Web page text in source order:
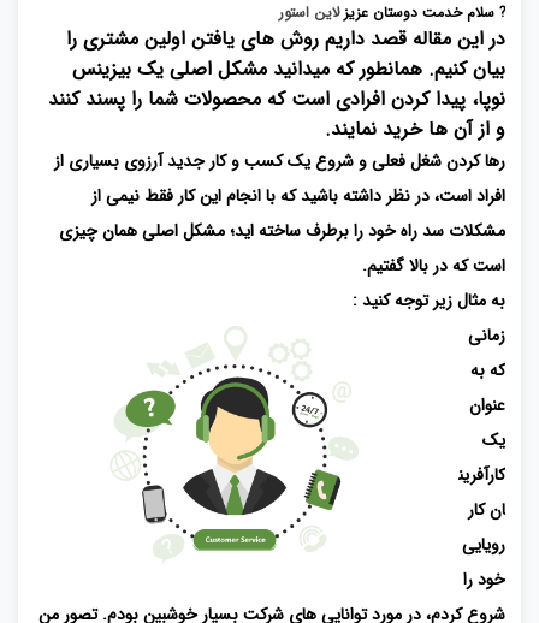
? سلام خدمت دوستان عزیزلاین استور
در این مقاله قصد داریم روش های یافتن اولین مشتری را
بیان کنیم. همانطور که میدانید مشکل اصلی یک بیزینس
نوپا، پیدا کردن افرادی است که محصولات شما را پسند کنند
و از آن ها خرید نمایند.
رها کردن شغل فعلی و شروع یک کسب و کار جدید آرزوی بسیاری از
افراد است، در نظر داشته باشید که با انجام این کار فقط نیمی از
مشکلات سد راه خود را برطرف ساخته اید؛ مشکل اصلی همان چیزی
است که در بالا گفتیم.
به مثال زیر توجه کنید :
زمانی
که به
عنوان
یک
کارآفرین
ان کار
رویایی
خود را
شروع کردم، در مورد توانایی های شرکت بسیار خوشبین بودم. تصور من